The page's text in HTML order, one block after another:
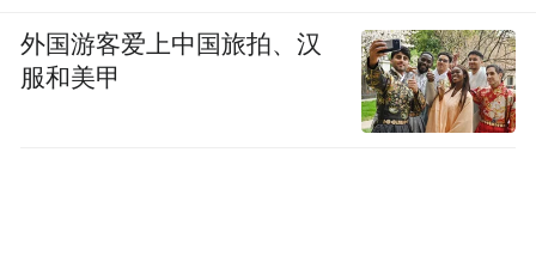
外国游客爱上中国旅拍、汉
服和美甲